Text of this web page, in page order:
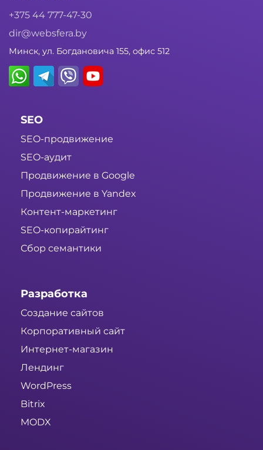
+375 44 777-47-30
dir@websfera.by
Минск, ул. Богдановича 155, офис 512
SEO
SEO-продвижение
SEO-аудит
Продвижение в Google
Продвижение в Yandex
Контент-маркетинг
SEO-копирайтинг
Сбор семантики
Разработка
Создание сайтов
Корпоративный сайт
Интернет-магазин
Лендинг
WordPress
Bitrix
MODX